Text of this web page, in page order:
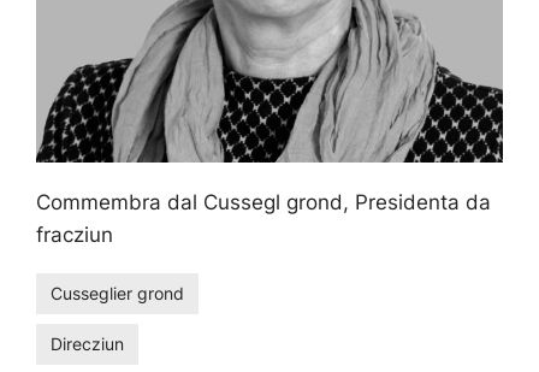
Commembra dal Cussegl grond, Presidenta da
fracziun
Cusseglier grond
Direcziun